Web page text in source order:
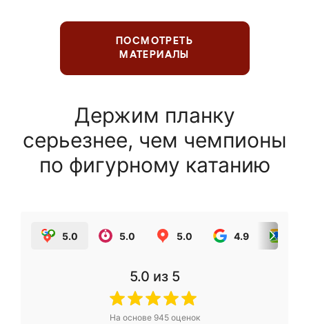
ПОСМОТРЕТЬ
МАТЕРИАЛЫ
Держим планку
серьезнее, чем чемпионы
по фигурному катанию
5.0 5.0 5.0 4.9
5.0 из 5
На основе 945оценок